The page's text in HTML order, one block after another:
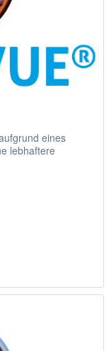
eines
lebhaftere